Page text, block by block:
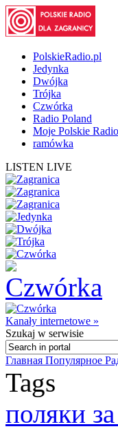
PolskieRadio.pl
Jedynka
Dwójka
Trójka
Czwórka
Radio Poland
Moje Polskie Radio
ramówka
LISTEN LIVE
Kanały internetowe »
Szukaj w serwisie
Главная Популярное
Tags
поляки